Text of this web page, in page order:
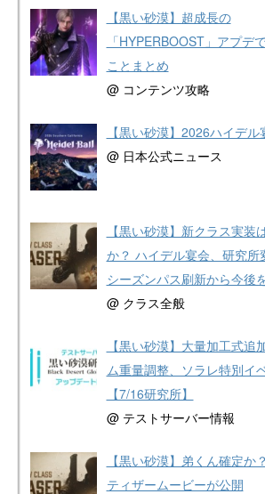
【黒い砂漠】超成長の
「HYPERBOOST」アプデ
ことまとめ
@ コンテンツ攻略
【黒い砂漠】2026ハイデル
@ 日本公式ニュース
【黒い砂漠】新クラス実装
か？ ハイデル宴会、研究所
シーズンパス刷新から今後
@ クラス全般
【黒い砂漠】大量加工式追
ム重量調整、ソラレ特別イ
【7/16研究所】
@ テストサーバー情報
【黒い砂漠】弟くん確定か
ティザームービーが公開